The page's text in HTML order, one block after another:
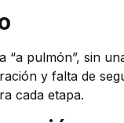
“a pulmón”, sin
y falta de
cada etapa.